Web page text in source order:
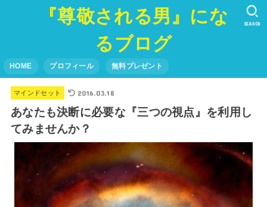
『尊敬される男』にな
るブログ
HOME プロフィール 無料プレゼント
SEARCH
マインドセット 2016.03.18
あなたも決断に必要な『三つの視点』を利用し
てみませんか？